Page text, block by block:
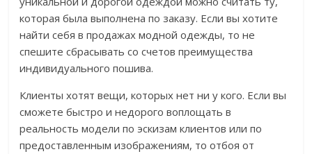
которая была выполнена по заказу. Если вы хотите
найти себя в продажах модной одежды, то не
спешите сбрасывать со счетов преимущества
индивидуального пошива.
Клиенты хотят вещи, которых нет ни у кого. Если вы
сможете быстро и недорого воплощать в
реальность модели по эскизам клиентов или по
предоставленным изображениям, то отбоя от